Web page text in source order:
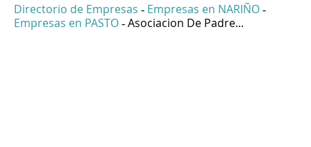
Directorio de Empresas - Empresas en NARIÑO -
Empresas en PASTO - Asociacion De Padre...